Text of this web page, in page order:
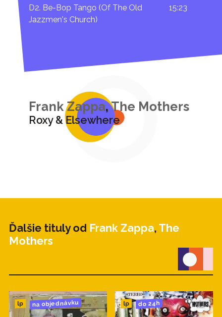
D2. Be-Bop Tango (Of The Old
Jazzmen's Church)
15:23
Frank Zappa,The Mothers
Roxy & Elsewhere
Ďalšie tituly od Frank Zappa, The
Mothers
lp na objednávku lp do 24h